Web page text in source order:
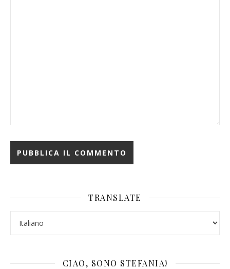
TRANSLATE
CIAO, SONO STEFANIA!